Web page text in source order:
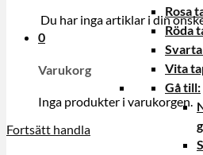
Du har inga artiklar i din
0
Varukorg
Inga produkter i varukorgen.
Fortsätt handla
Rosa
Röda
Vita
Gå till: